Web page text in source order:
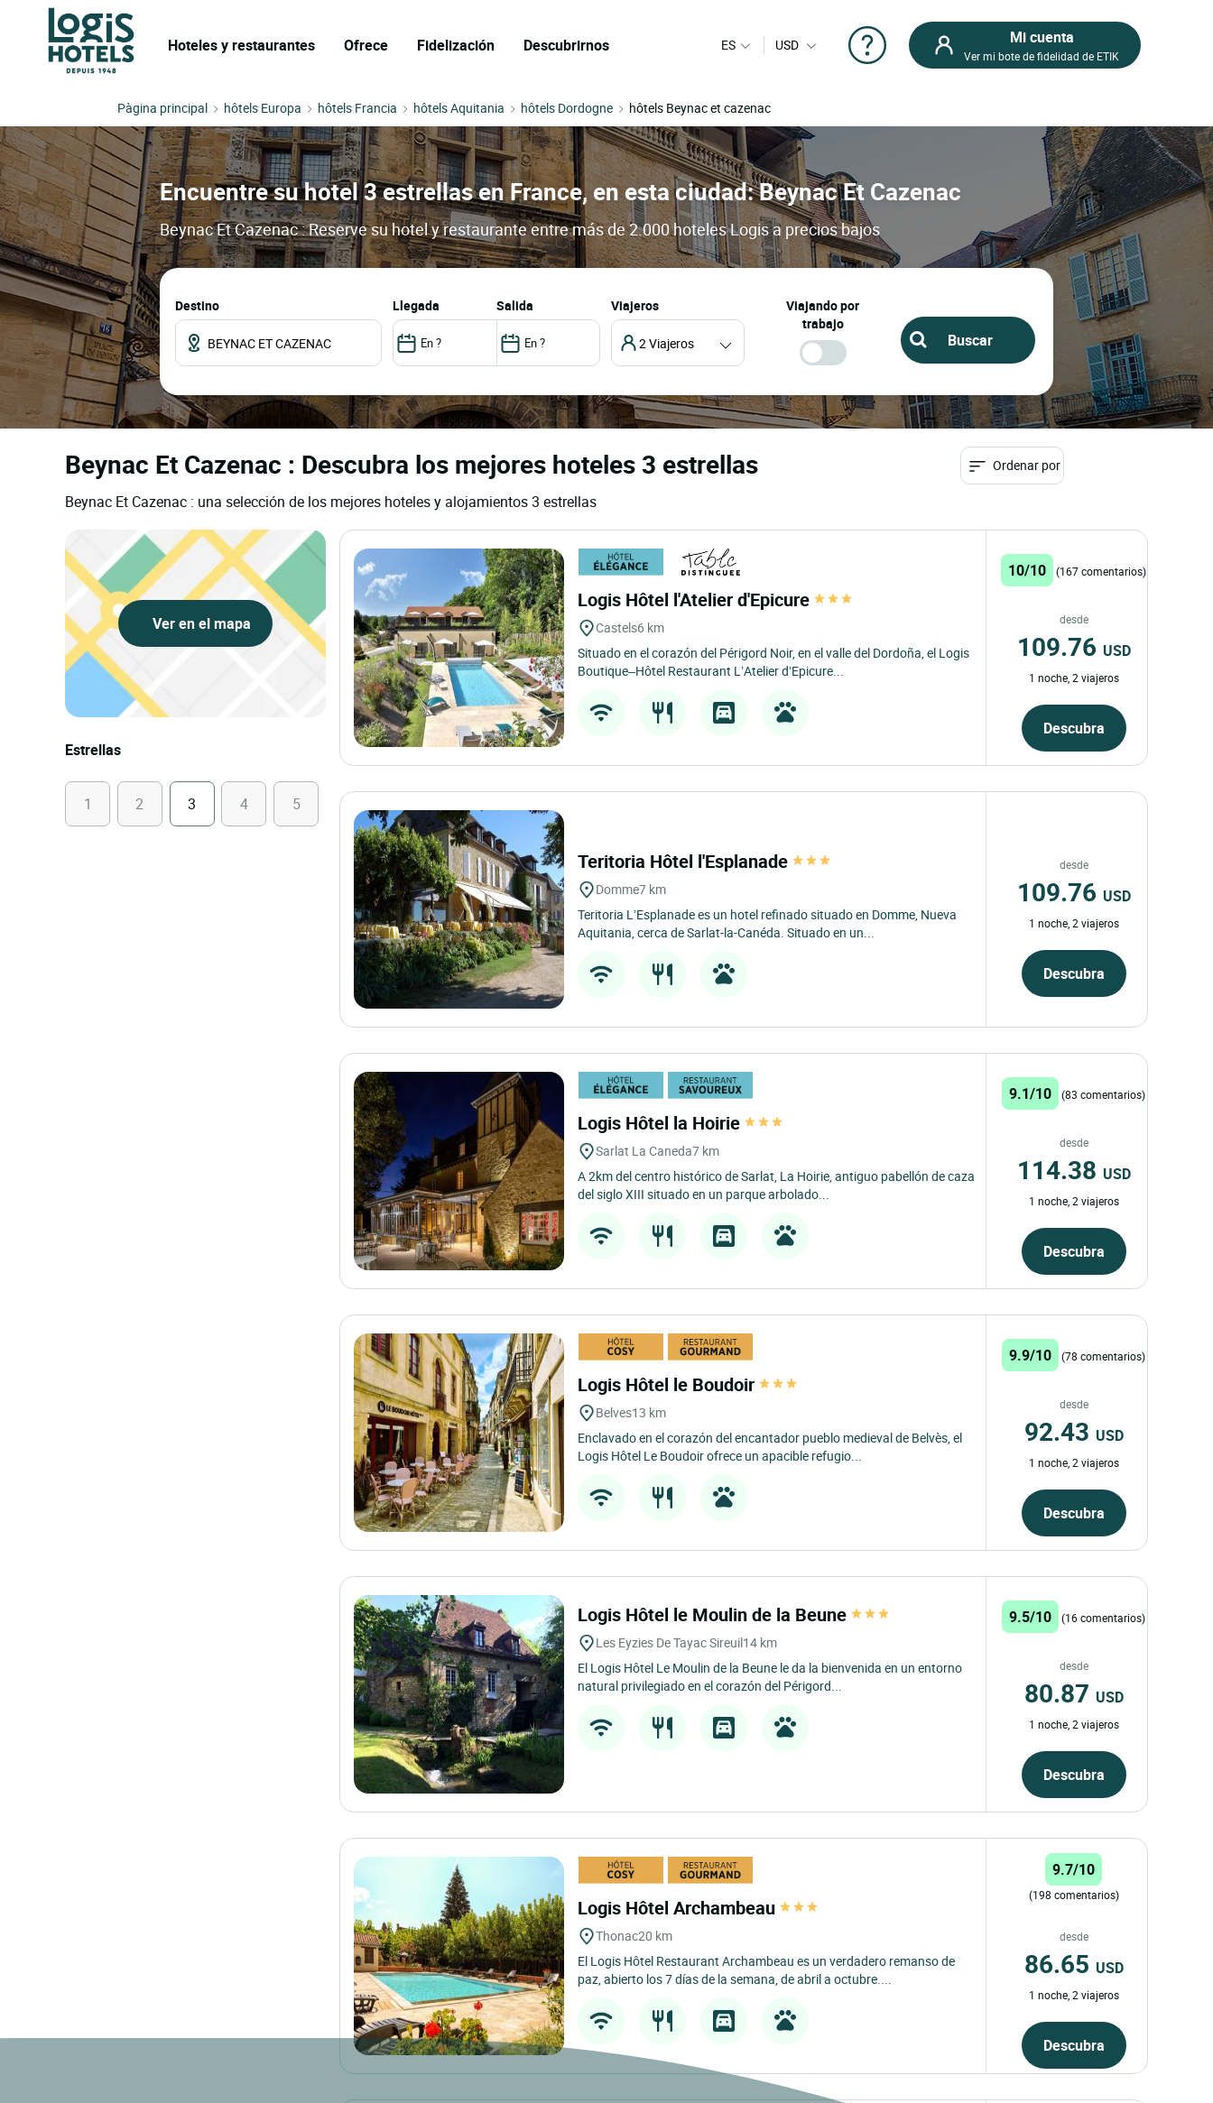
Hoteles y restaurantes Ofrece Fidelización Descubrirnos ES USD Mi cuenta
Ver mi bote de fidelidad de ETIK
Pàgina principal hôtels Europa hôtels Francia hôtels Aquitania hôtels Dordogne hôtels Beynac et cazenac
Encuentre su hotel 3 estrellas en France, en esta ciudad: Beynac Et Cazenac
Beynac Et Cazenac : Reserve su hotel y restaurante entre más de 2.000 hoteles Logis a precios bajos
Destino llegada salida Viajeros
2 Viajeros
Viajando por
trabajo
Beynac Et Cazenac : Descubra los mejores hoteles 3 estrellas
Beynac Et Cazenac : una selección de los mejores hoteles y alojamientos 3 estrellas
Ordenar por
Ver en el mapa
Estrellas
1 2 3 4 5
Logis Hôtel l'Atelier d'Epicure
Castels6 km
Situado en el corazón del Périgord Noir, en el valle del Dordoña, el Logis
Boutique–Hôtel Restaurant L’Atelier d’Epicure...
10/10 (167 comentarios)
desde
109.76 USD
1 noche, 2 viajeros
Descubra
Teritoria Hôtel l'Esplanade
Domme7 km
Teritoria L’Esplanade es un hotel refinado situado en Domme, Nueva
Aquitania, cerca de Sarlat-la-Canéda. Situado en un...
desde
109.76 USD
1 noche, 2 viajeros
Descubra
Logis Hôtel la Hoirie
Sarlat La Caneda7 km
A 2km del centro histórico de Sarlat, La Hoirie, antiguo pabellón de caza
del siglo XIII situado en un parque arbolado...
9.1/10 (83 comentarios)
desde
114.38 USD
1 noche, 2 viajeros
Descubra
Logis Hôtel le Boudoir
Belves13 km
Enclavado en el corazón del encantador pueblo medieval de Belvès, el
Logis Hôtel Le Boudoir ofrece un apacible refugio...
9.9/10 (78 comentarios)
desde
92.43 USD
1 noche, 2 viajeros
Descubra
Logis Hôtel le Moulin de la Beune
Les Eyzies De Tayac Sireuil14 km
El Logis Hôtel Le Moulin de la Beune le da la bienvenida en un entorno
natural privilegiado en el corazón del Périgord...
9.5/10 (16 comentarios)
desde
80.87 USD
1 noche, 2 viajeros
Descubra
Logis Hôtel Archambeau
Thonac20 km
El Logis Hôtel Restaurant Archambeau es un verdadero remanso de
paz, abierto los 7 días de la semana, de abril a octubre....
9.7/10
(198 comentarios)
desde
86.65 USD
1 noche, 2 viajeros
Descubra